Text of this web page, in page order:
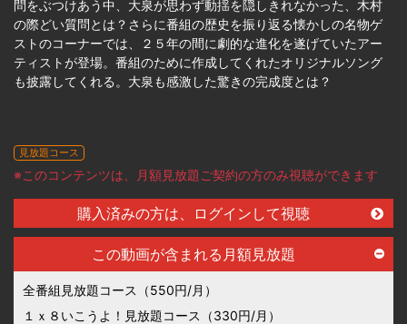
問をぶつけあう中、大泉が思わず動揺を隠しきれなかった、木村
の際どい質問とは？さらに番組の歴史を振り返る懐かしの名物ゲ
ストのコーナーでは、２５年の間に劇的な進化を遂げていたアー
ティストが登場。番組のために作成してくれたオリジナルソング
も披露してくれる。大泉も感激した驚きの完成度とは？
見放題コース
※このコンテンツは、月額見放題ご契約の方のみ視聴ができます
購入済みの方は、ログインして視聴
この動画が含まれる月額見放題
全番組見放題コース（550円/月）
１ｘ８いこうよ！見放題コース（330円/月）